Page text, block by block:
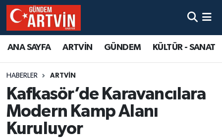
ANA SAYFA ARTVİN GÜNDEM KÜLTÜR - SANAT
HABERLER ARTVİN
Kafkasör’de Karavancılara
Modern Kamp Alanı
Kuruluyor